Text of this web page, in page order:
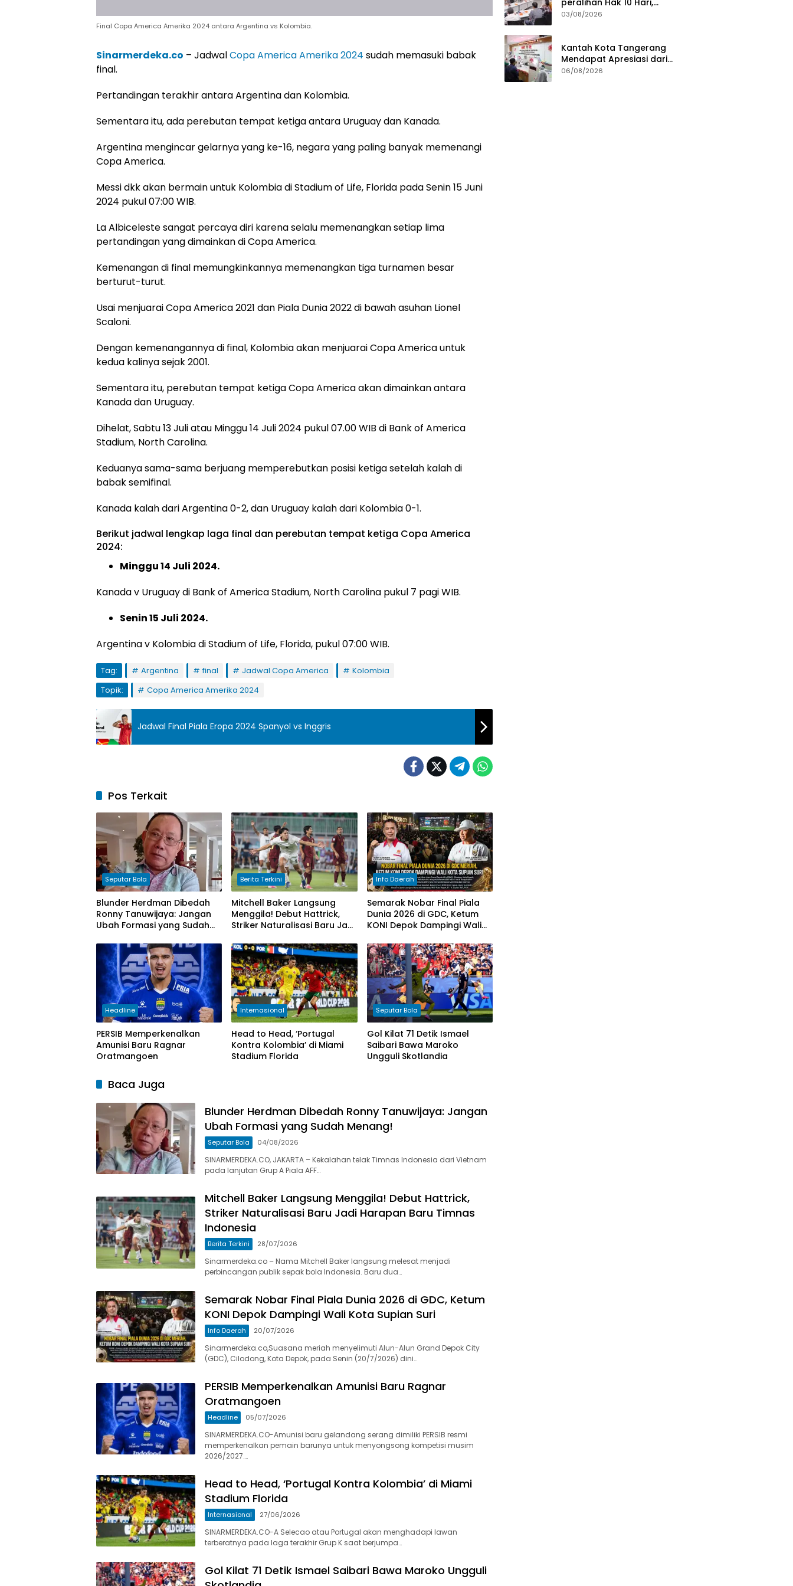
Final Copa America Amerika 2024 antara Argentina vs Kolombia.
Sinarmerdeka.co – JadwalCopa America Amerika 2024 sudah memasuki babak
final.
Pertandingan terakhir antara Argentina dan Kolombia.
Sementara itu, ada perebutan tempat ketiga antara Uruguay dan Kanada.
Argentina mengincar gelarnya yang ke-16, negara yang paling banyak memenangi
Copa America.
Messi dkk akan bermain untuk Kolombia di Stadium of Life, Florida pada Senin 15 Juni
2024 pukul 07:00 WIB.
La Albiceleste sangat percaya diri karena selalu memenangkan setiap lima
pertandingan yang dimainkan di Copa America.
Kemenangan di final memungkinkannya memenangkan tiga turnamen besar
berturut-turut.
Usai menjuarai Copa America 2021 dan Piala Dunia 2022 di bawah asuhan Lionel
Scaloni.
Dengan kemenangannya di final, Kolombia akan menjuarai Copa America untuk
kedua kalinya sejak 2001.
Sementara itu, perebutan tempat ketiga Copa America akan dimainkan antara
Kanada dan Uruguay.
Dihelat, Sabtu 13 Juli atau Minggu 14 Juli 2024 pukul 07.00 WIB di Bank of America
Stadium, North Carolina.
Keduanya sama-sama berjuang memperebutkan posisi ketiga setelah kalah di
babak semifinal.
Kanada kalah dari Argentina 0-2, dan Uruguay kalah dari Kolombia 0-1.
Berikut jadwal lengkap laga final dan perebutan tempat ketiga Copa America
2024:
Minggu 14 Juli 2024.
Kanada v Uruguay di Bank of America Stadium, North Carolina pukul 7 pagi WIB.
Senin 15 Juli 2024.
Argentina v Kolombia di Stadium of Life, Florida, pukul 07:00 WIB.
Tag: Argentina final Jadwal Copa America
Kolombia
Topik:
Copa America Amerika 2024
Jadwal Final Piala Eropa 2024 Spanyol vs Inggris
Pos Terkait
Seputar Bola
Blunder Herdman Dibedah
Ronny Tanuwijaya: Jangan
Ubah Formasi yang Sudah
Berita Terkini
Mitchell Baker Langsung
Menggila! Debut Hattrick,
Striker Naturalisasi Baru Jadi
Indonesia
Info Daerah
Semarak Nobar Final Piala
Dunia 2026 di GDC, Ketum
KONI Depok Dampingi Wali
Headline
PERSIB Memperkenalkan
Amunisi Baru Ragnar
Oratmangoen
Internasional
Head to Head, ‘Portugal
Kontra Kolombia’ di Miami
Stadium Florida
Seputar Bola
Gol Kilat 71 Detik Ismael
Saibari Bawa Maroko
Ungguli Skotlandia
Baca Juga
Blunder Herdman Dibedah Ronny Tanuwijaya: Jangan
Ubah Formasi yang Sudah Menang!
Seputar Bola 04/08/2026
SINARMERDEKA.CO, JAKARTA – Kekalahan telak Timnas Indonesia dari Vietnam
pada lanjutan Grup A Piala AFF…
Mitchell Baker Langsung Menggila! Debut Hattrick,
Striker Naturalisasi Baru Jadi Harapan Baru Timnas
Indonesia
Berita Terkini 28/07/2026
Sinarmerdeka.co – Nama Mitchell Baker langsung melesat menjadi
perbincangan publik sepak bola Indonesia. Baru dua…
Semarak Nobar Final Piala Dunia 2026 di GDC, Ketum
KONI Depok Dampingi Wali Kota Supian Suri
Info Daerah 20/07/2026
Sinarmerdeka.co,Suasana meriah menyelimuti Alun-Alun Grand Depok City
(GDC), Cilodong, Kota Depok, pada Senin (20/7/2026) dini…
PERSIB Memperkenalkan Amunisi Baru Ragnar
Oratmangoen
Headline 05/07/2026
SINARMERDEKA.CO-Amunisi baru gelandang serang dimiliki PERSIB resmi
memperkenalkan pemain barunya untuk menyongsong kompetisi musim
2026/2027….
Head to Head, ‘Portugal Kontra Kolombia’ di Miami
Stadium Florida
Internasional 27/06/2026
SINARMERDEKA.CO-A Selecao atau Portugal akan menghadapi lawan
terberatnya pada laga terakhir Grup K saat berjumpa…
Gol Kilat 71 Detik Ismael Saibari Bawa Maroko Ungguli
Pengukuran Terjadwal Waktu
03/08/2026
Kantah Kota Tangerang
Mendapat Apresiasi dari
Masyarakat Pelaksanaan
06/08/2026